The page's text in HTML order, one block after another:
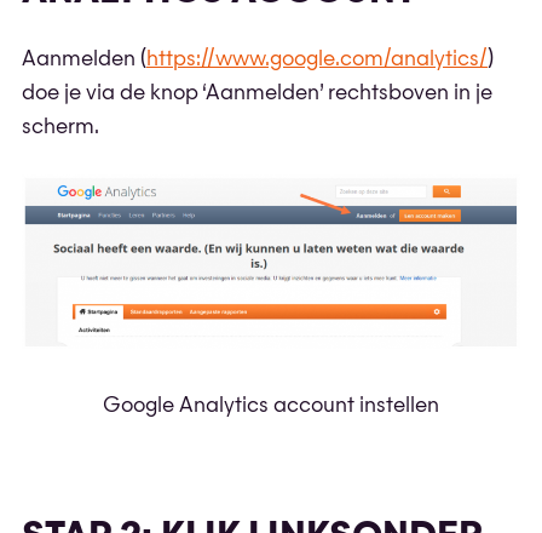
Aanmelden (https://www.google.com/analytics/)
doe je via de knop ‘Aanmelden’ rechtsboven in je
scherm.
Google Analytics account instellen